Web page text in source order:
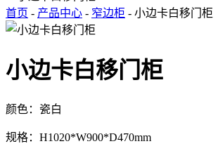
首页 - 产品中心 - 窄边柜 - 小边卡白移门柜
小边卡白移门柜
颜色：瓷白
规格：H1020*W900*D470mm